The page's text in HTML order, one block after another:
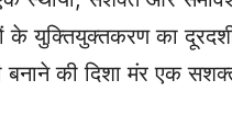
के युक्तियुक्तकरण का
बनाने की दिशा मंर एक